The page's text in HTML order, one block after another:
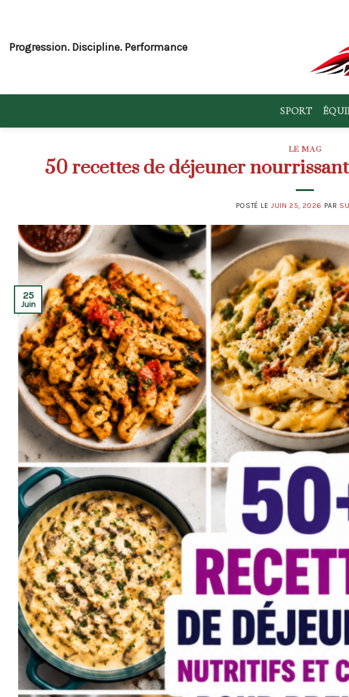
content
Progression. Discipline. Performance
SPORT
LE MAG
50 recettes de déjeuner
POSTÉ LEJUIN 25, 2026 PAR
25
Juin